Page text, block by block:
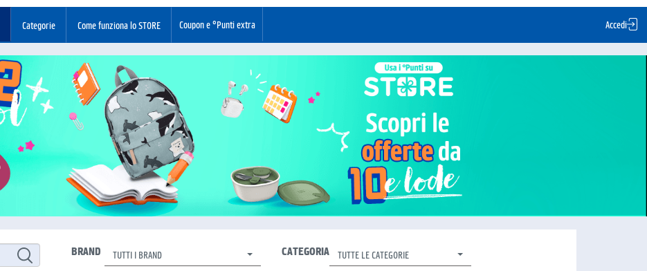
Categorie Come funziona lo STORE Coupon e °Punti extra Accedi
BRAND TUTTI I BRAND CATEGORIA TUTTE LE CATEGORIE